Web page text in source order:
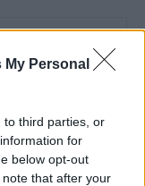
Personal
to third parties, or
for
below opt-out
that after your
i el lloc web en
que comenti.